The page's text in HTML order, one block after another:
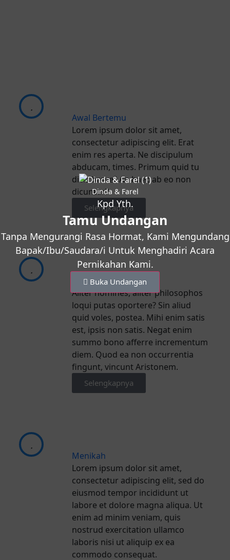
Dinda & Farel
Kpd Yth.
Tamu Undangan
Tanpa Mengurangi Rasa Hormat, Kami Mengundang
Bapak/Ibu/Saudara/i Untuk Menghadiri Acara
Pernikahan Kami.
Buka Undangan
Awal Bertemu
Lorem ipsum dolor sit amet,
consectetur adipiscing elit. Erat
enim res aperta. Ne discipulum
abducam, times. Primum quid tu
dicis breve? An haec ab eo non
dicuntur?
Selengkapnya
Lamaran
Aliter homines, aliter philosophos
loqui putas oportere? Sin aliud
quid voles, postea. Mihi enim satis
est, ipsis non satis. Negat enim
summo bono afferre incrementum
diem. Quod ea non occurrentia
fingunt, vincunt Aristonem.
Selengkapnya
Menikah
Lorem ipsum dolor sit amet,
consectetur adipiscing elit, sed do
eiusmod tempor incididunt ut
labore et dolore magna aliqua. Ut
enim ad minim veniam, quis
nostrud exercitation ullamco
laboris nisi ut aliquip ex ea
commodo consequat.